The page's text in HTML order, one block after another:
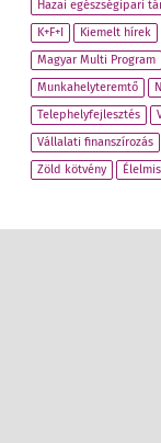
Hazai egészségipari
K+F+I
Kiemelt hírek
Magyar Multi Program
Munkahelyteremtő
Telephelyfejlesztés
Vállalati finanszírozás
Zöld kötvény